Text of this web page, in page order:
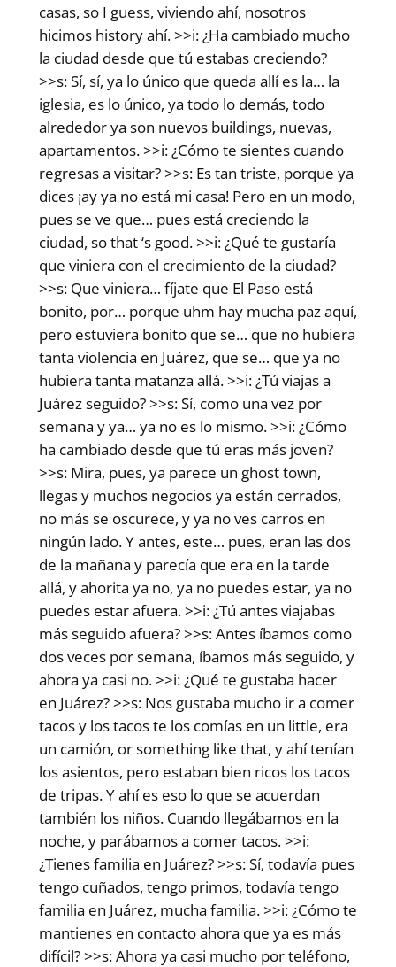
casas, so I guess, viviendo ahí, nosotros
hicimos history ahí. >>i: ¿Ha cambiado mucho
la ciudad desde que tú estabas creciendo?
>>s: Sí, sí, ya lo único que queda allí es la… la
iglesia, es lo único, ya todo lo demás, todo
alrededor ya son nuevos buildings, nuevas,
apartamentos. >>i: ¿Cómo te sientes cuando
regresas a visitar? >>s: Es tan triste, porque ya
dices ¡ay ya no está mi casa! Pero en un modo,
pues se ve que… pues está creciendo la
ciudad, so that ‘s good. >>i: ¿Qué te gustaría
que viniera con el crecimiento de la ciudad?
>>s: Que viniera… fíjate que El Paso está
bonito, por… porque uhm hay mucha paz aquí,
pero estuviera bonito que se… que no hubiera
tanta violencia en Juárez, que se… que ya no
hubiera tanta matanza allá. >>i: ¿Tú viajas a
Juárez seguido? >>s: Sí, como una vez por
semana y ya… ya no es lo mismo. >>i: ¿Cómo
ha cambiado desde que tú eras más joven?
>>s: Mira, pues, ya parece un ghost town,
llegas y muchos negocios ya están cerrados,
no más se oscurece, y ya no ves carros en
ningún lado. Y antes, este… pues, eran las dos
de la mañana y parecía que era en la tarde
allá, y ahorita ya no, ya no puedes estar, ya no
puedes estar afuera. >>i: ¿Tú antes viajabas
más seguido afuera? >>s: Antes íbamos como
dos veces por semana, íbamos más seguido, y
ahora ya casi no. >>i: ¿Qué te gustaba hacer
en Juárez? >>s: Nos gustaba mucho ir a comer
tacos y los tacos te los comías en un little, era
un camión, or something like that, y ahí tenían
los asientos, pero estaban bien ricos los tacos
de tripas. Y ahí es eso lo que se acuerdan
también los niños. Cuando llegábamos en la
noche, y parábamos a comer tacos. >>i:
¿Tienes familia en Juárez? >>s: Sí, todavía pues
tengo cuñados, tengo primos, todavía tengo
familia en Juárez, mucha familia. >>i: ¿Cómo te
mantienes en contacto ahora que ya es más
difícil? >>s: Ahora ya casi mucho por teléfono,